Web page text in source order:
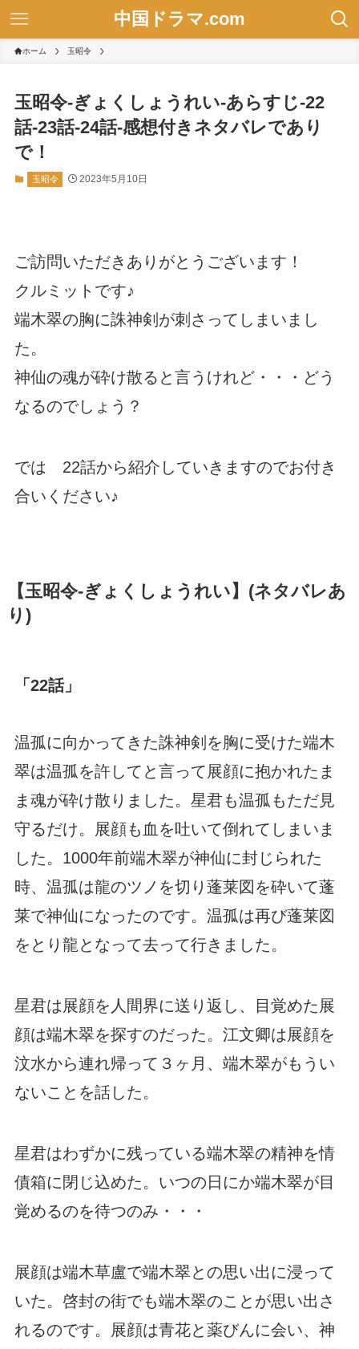
中国ドラマ.com
ホーム 玉昭令
玉昭令-ぎょくしょうれい-あらすじ-22
話-23話-24話-感想付きネタバレであり
で！
玉昭令 2023年5月10日
ご訪問いただきありがとうございます！
クルミットです♪
端木翠の胸に誅神剣が刺さってしまいまし
た。
神仙の魂が砕け散ると言うけれど・・・どう
なるのでしょう？
では 22話から紹介していきますのでお付き
合いください♪
【玉昭令-ぎょくしょうれい】(ネタバレあ
り)
「22話」
温孤に向かってきた誅神剣を胸に受けた端木
翠は温孤を許してと言って展顔に抱かれたま
ま魂が砕け散りました。星君も温孤もただ見
守るだけ。展顔も血を吐いて倒れてしまいま
した。1000年前端木翠が神仙に封じられた
時、温孤は龍のツノを切り蓬莱図を砕いて蓬
莱で神仙になったのです。温孤は再び蓬莱図
をとり龍となって去って行きました。
星君は展顔を人間界に送り返し、目覚めた展
顔は端木翠を探すのだった。江文卿は展顔を
汶水から連れ帰って３ヶ月、端木翠がもうい
ないことを話した。
星君はわずかに残っている端木翠の精神を情
債箱に閉じ込めた。いつの日にか端木翠が目
覚めるのを待つのみ・・・
展顔は端木草盧で端木翠との思い出に浸って
いた。啓封の街でも端木翠のことが思い出さ
れるのです。展顔は青花と薬びんに会い、神